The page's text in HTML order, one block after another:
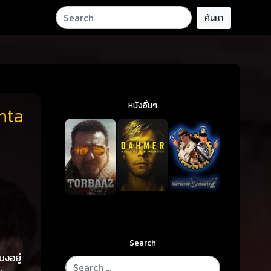
ค้นหา
งอยู่
หนังอื่นๆ
Search